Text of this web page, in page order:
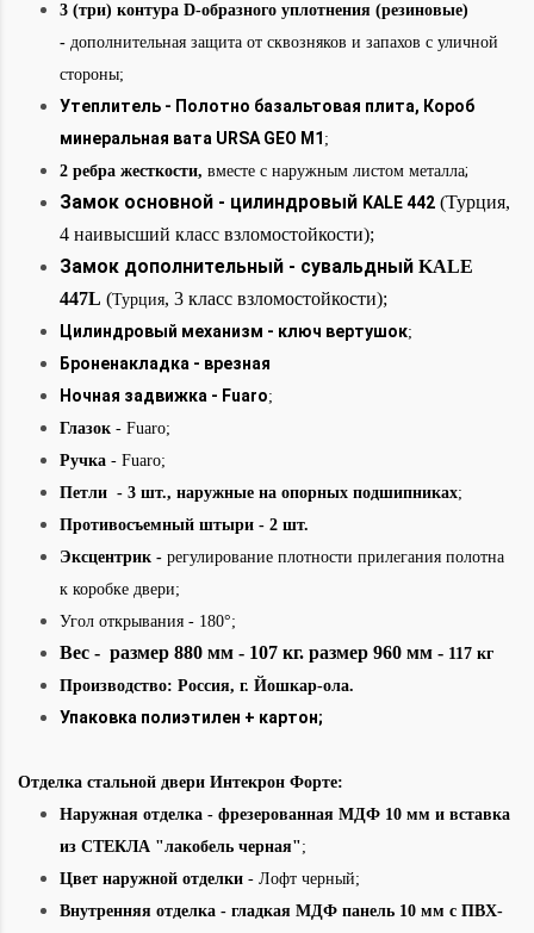
3 (три) контура D-образного уплотнения (резиновые)
- дополнительная защита от сквозняков и запахов с уличной
стороны;
Утеплитель - Полотно базальтовая плита, Короб
минеральная вата URSA GEO М1 ;
2 ребра жесткости, вместе с наружным листом металла;
Замок основной - цилиндровый KALE 442 (Турция,
4 наивысший класс взломостойкости);
Замок дополнительный - сувальдный KALE
447L (Турция, 3 класс взломостойкости);
Цилиндровый механизм - ключ вертушок;
Броненакладка - врезная
Ночная задвижка - Fuaro;
Глазок - Fuaro;
Ручка - Fuaro;
Петли - 3 шт., наружные на опорных подшипниках;
Противосъемный штыри - 2 шт.
Эксцентрик - регулирование плотности прилегания полотна
к коробке двери;
Угол открывания - 180°;
Вес - размер 880 мм - 107 кг. размер 960 мм - 117 кг
Производство: Россия, г. Йошкар-ола.
Упаковка полиэтилен + картон;
Отделка стальной двери Интекрон Форте:
Наружная отделка - фрезерованная МДФ 10 мм и вставка
из СТЕКЛА "лакобель черная";
Цвет наружной отделки - Лофт черный;
Внутренняя отделка - гладкая МДФ панель 10 мм с ПВХ-